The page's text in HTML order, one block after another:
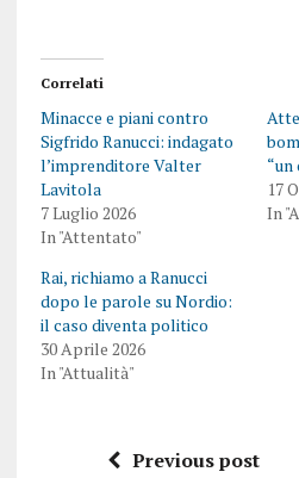
Correlati
Minacce e piani contro
Sigfrido Ranucci: indagato
l’imprenditore Valter
Lavitola
7 Luglio 2026
In "Attentato"
17
In
Rai, richiamo a Ranucci
dopo le parole su Nordio:
il caso diventa politico
30 Aprile 2026
In "Attualità"
Previous post